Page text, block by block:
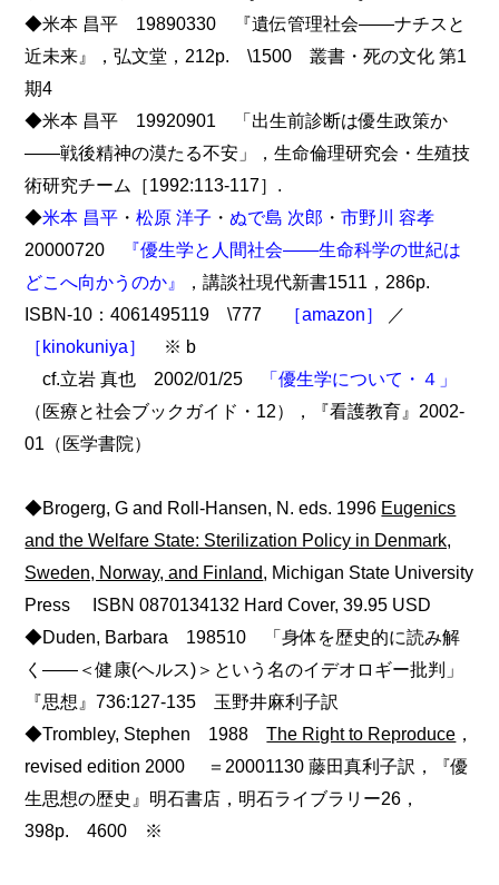
◆米本 昌平 19890330 『遺伝管理社会――ナチスと
近未来』，弘文堂，212p. \1500 叢書・死の文化 第1
期4
◆米本 昌平 19920901 「出生前診断は優生政策か
――戦後精神の漠たる不安」，生命倫理研究会・生殖技
術研究チーム［1992:113-117］.
◆米本 昌平 ・松原 洋子 ・ぬで島 次郎 ・市野川 容孝
20000720
『優生学と人間社会――生命科学の世紀は
どこへ向かうのか』
，講談社現代新書1511，286p.
ISBN-10：4061495119 \777
［amazon］
／
［kinokuniya］
※ b
cf.立岩 真也 2002/01/25
「優生学について・４」
（医療と社会ブックガイド・12），『看護教育』2002-
01（医学書院）
◆Brogerg, G and Roll-Hansen, N. eds. 1996 Eugenics
and the Welfare State: Sterilization Policy in Denmark,
Sweden, Norway, and Finland, Michigan State University
Press ISBN 0870134132 Hard Cover, 39.95 USD
◆Duden, Barbara 198510 「身体を歴史的に読み解
く――＜健康(ヘルス)＞という名のイデオロギー批判」
『思想』736:127-135 玉野井麻利子訳
◆Trombley, Stephen 1988The Right to Reproduce ，
revised edition 2000 ＝20001130 藤田真利子訳，『優
生思想の歴史』明石書店，明石ライブラリー26，
398p. 4600 ※